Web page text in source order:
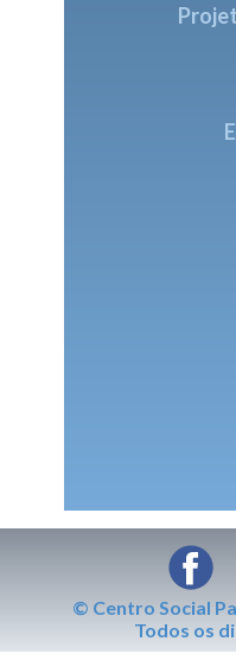
© Centro Social
Todos os